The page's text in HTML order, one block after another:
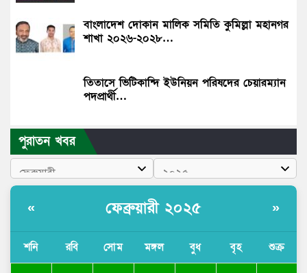
বাংলাদেশ দোকান মালিক সমিতি কুমিল্লা মহানগর
শাখা ২০২৬-২০২৮…
তিতাসে ভিটিকান্দি ইউনিয়ন পরিষদের চেয়ারম্যান
পদপ্রার্থী…
পুরাতন খবর
« ফেব্রুয়ারী ২০২৫ »
শনি রবি সোম মঙ্গল বুধ বৃহ শুক্র